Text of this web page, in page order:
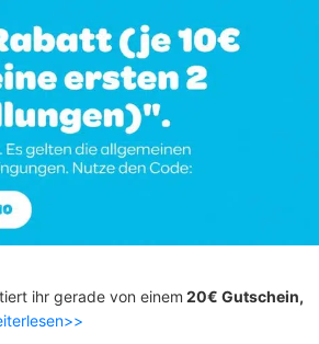
ihr gerade von einem 20€ Gutschein,